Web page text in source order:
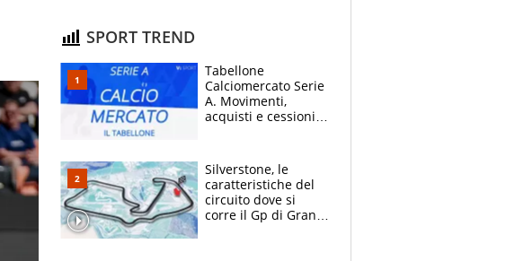
SPORT TREND
Tabellone
Calciomercato Serie
A. Movimenti,
acquisti e cessioni:
Silverstone, le
caratteristiche del
circuito dove si
corre il Gp di Gran